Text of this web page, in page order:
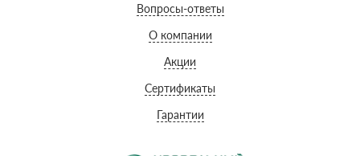
Вопросы-ответы
О компании
Акции
Сертификаты
Гарантии